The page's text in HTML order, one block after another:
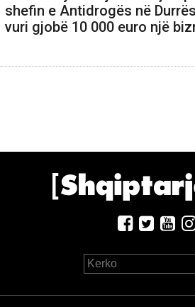
shefin e Antidrogës në
vuri gjobë 10 000 euro një